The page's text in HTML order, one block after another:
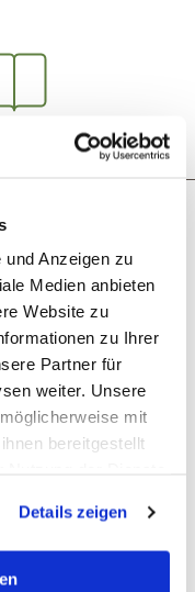
Anzeigen zu
Medien anbieten
Website zu
zu Ihrer
Partner für
weiter. Unsere
mit
bereitgestellt
weiterhin nutzen.
Details zeigen
in